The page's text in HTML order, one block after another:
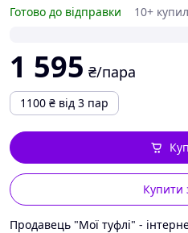
Готово до відправки
10+
1 595 ₴/пара
1100 ₴ від 3 пар
Купити